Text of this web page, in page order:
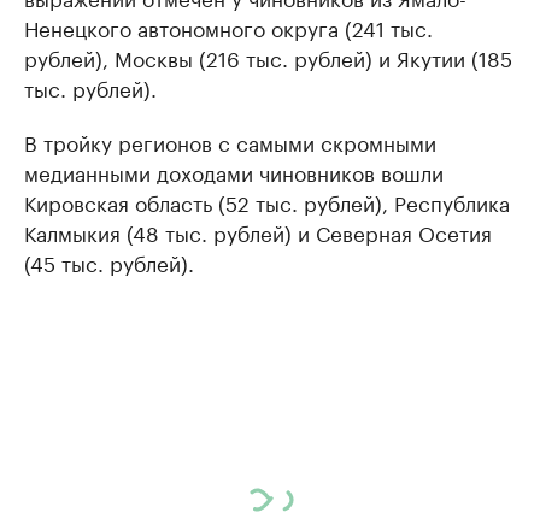
Ненецкого автономного округа (241 тыс.
рублей), Москвы (216 тыс. рублей) и Якутии (185
тыс. рублей).
В тройку регионов с самыми скромными
медианными доходами чиновников вошли
Кировская область (52 тыс. рублей), Республика
Калмыкия (48 тыс. рублей) и Северная Осетия
(45 тыс. рублей).